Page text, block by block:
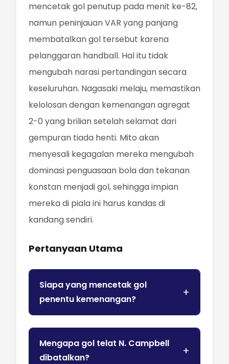
mencetak gol penutup pada menit ke-82,
namun peninjauan VAR yang panjang
membatalkan gol tersebut karena
pelanggaran handball. Hal itu tidak
mengubah narasi pertandingan secara
keseluruhan. Nagasaki melaju, memastikan
kelolosan dengan kemenangan agregat
2-0 yang brilian setelah selamat dari
gempuran tiada henti. Mito akan
menyesali kegagalan mereka mengubah
dominasi penguasaan bola dan tekanan
konstan menjadi gol, sehingga impian
mereka di piala ini harus kandas di
kandang sendiri.
Pertanyaan Utama
Siapa yang mencetak gol
penentu kemenangan?
Mengapa gol telat N. Campbell
dibatalkan?